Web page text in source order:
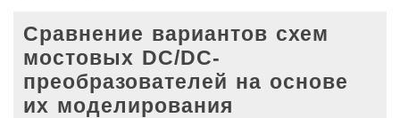
Сравнение вариантов схем
мостовых DC/DC-
преобразователей на основе
их моделирования